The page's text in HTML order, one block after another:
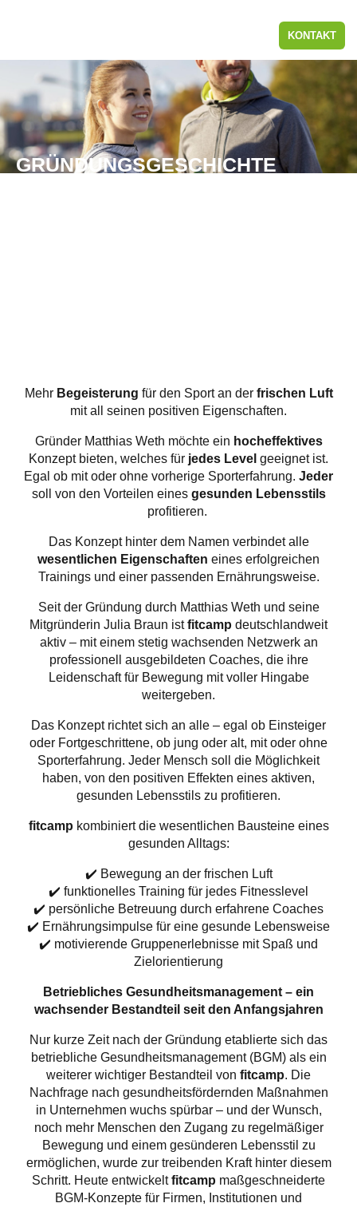
KONTAKT
GRÜNDUNGSGESCHICHTE
Mehr Begeisterung für den Sport an der frischen Luft
mit all seinen positiven Eigenschaften.
Gründer Matthias Weth möchte ein hocheffektives
Konzept bieten, welches für jedes Level geeignet ist.
Egal ob mit oder ohne vorherige Sporterfahrung. Jeder
soll von den Vorteilen eines gesunden Lebensstils
profitieren.
Das Konzept hinter dem Namen verbindet alle
wesentlichen Eigenschaften eines erfolgreichen
Trainings und einer passenden Ernährungsweise.
Seit der Gründung durch Matthias Weth und seine
Mitgründerin Julia Braun istfitcamp deutschlandweit
aktiv – mit einem stetig wachsenden Netzwerk an
professionell ausgebildeten Coaches, die ihre
Leidenschaft für Bewegung mit voller Hingabe
weitergeben.
Das Konzept richtet sich an alle – egal ob Einsteiger
oder Fortgeschrittene, ob jung oder alt, mit oder ohne
Sporterfahrung. Jeder Mensch soll die Möglichkeit
haben, von den positiven Effekten eines aktiven,
gesunden Lebensstils zu profitieren.
fitcamp kombiniert die wesentlichen Bausteine eines
gesunden Alltags:
✔️ Bewegung an der frischen Luft
✔️ funktionelles Training für jedes Fitnesslevel
✔️ persönliche Betreuung durch erfahrene Coaches
✔️ Ernährungsimpulse für eine gesunde Lebensweise
✔️ motivierende Gruppenerlebnisse mit Spaß und
Zielorientierung
Betriebliches Gesundheitsmanagement – ein
wachsender Bestandteil seit den Anfangsjahren
Nur kurze Zeit nach der Gründung etablierte sich das
betriebliche Gesundheitsmanagement (BGM) als ein
weiterer wichtiger Bestandteil von fitcamp. Die
Nachfrage nach gesundheitsfördernden Maßnahmen
in Unternehmen wuchs spürbar – und der Wunsch,
noch mehr Menschen den Zugang zu regelmäßiger
Bewegung und einem gesünderen Lebensstil zu
ermöglichen, wurde zur treibenden Kraft hinter diesem
Schritt. Heute entwickeltfitcamp maßgeschneiderte
BGM-Konzepte für Firmen, Institutionen und